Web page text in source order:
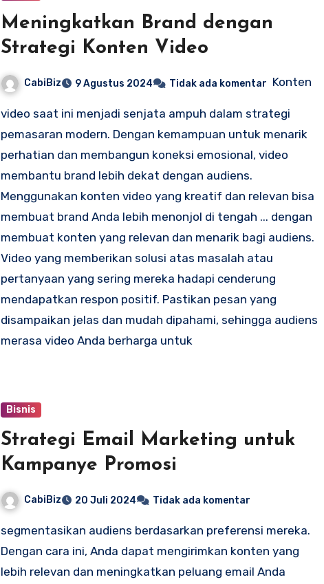
Meningkatkan Brand dengan
Strategi Konten Video
CabiBiz 9 Agustus 2024 Tidak ada komentar Konten
video saat ini menjadi senjata ampuh dalam strategi
pemasaran modern. Dengan kemampuan untuk menarik
perhatian dan membangun koneksi emosional, video
membantu brand lebih dekat dengan audiens.
Menggunakan konten video yang kreatif dan relevan bisa
membuat brand Anda lebih menonjol di tengah ... dengan
membuat konten yang relevan dan menarik bagi audiens.
Video yang memberikan solusi atas masalah atau
pertanyaan yang sering mereka hadapi cenderung
mendapatkan respon positif. Pastikan pesan yang
disampaikan jelas dan mudah dipahami, sehingga audiens
merasa video Anda berharga untuk
Bisnis
Strategi Email Marketing untuk
Kampanye Promosi
CabiBiz 20 Juli 2024 Tidak ada komentar
segmentasikan audiens berdasarkan preferensi mereka.
Dengan cara ini, Anda dapat mengirimkan konten yang
lebih relevan dan meningkatkan peluang email Anda